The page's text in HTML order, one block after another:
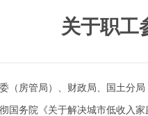
关于职工
（房管局）、财政局、国土分局
务院《关于解决城市低收入家